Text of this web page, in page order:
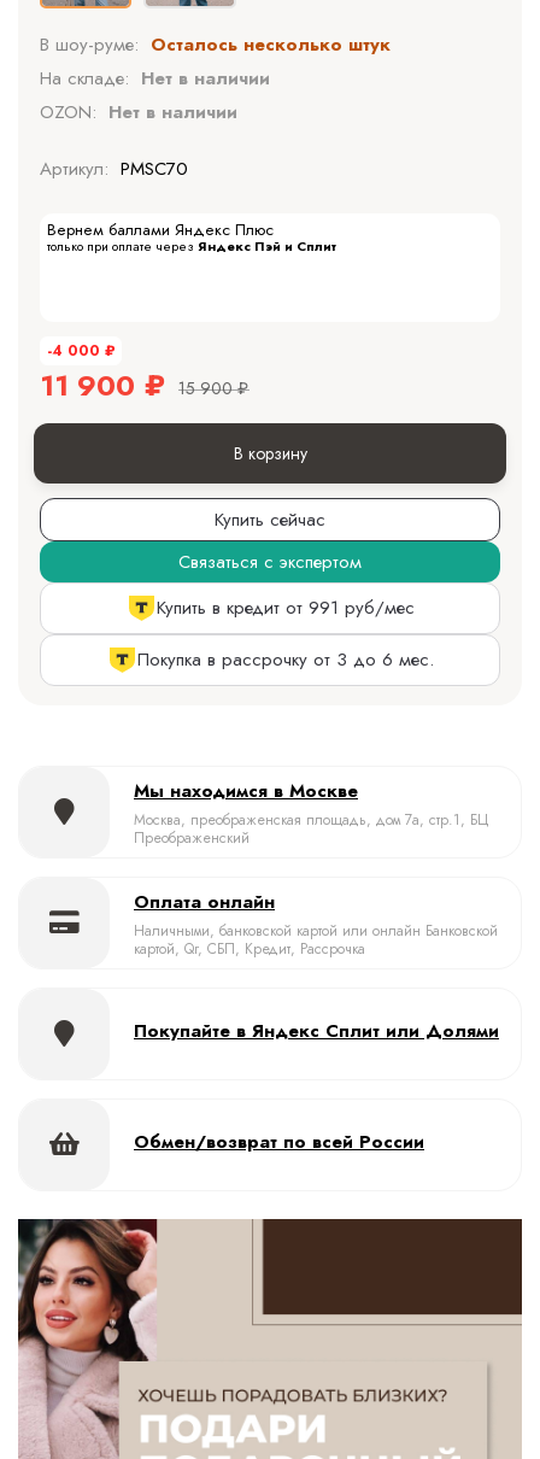
В шоу-руме: Осталось несколько штук
На складе: Нет в наличии
OZON: Нет в наличии
Артикул: PMSC70
Вернем баллами Яндекс Плюс
только при оплате через Яндекс Пэй и Сплит
-4 000 ₽
11 900 ₽ 15 900 ₽
В корзину
Купить сейчас
Связаться с экспертом
Купить в кредит от 991 руб/мес
Покупка в рассрочку от 3 до 6 мес.
Мы находимся в Москве
Москва, преображенская площадь, дом 7а, стр.1, БЦ
Преображенский
Оплата онлайн
Наличными, банковской картой или онлайн Банковской
картой, Qr, СБП, Кредит, Рассрочка
Покупайте в Яндекс Сплит или Долями
Обмен/возврат по всей России